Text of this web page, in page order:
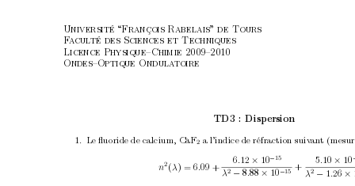
Université “François Rabelais” de Tours
Faculté des Sciences et Techniques
Licence Physique–Chimie 2009–2010
Ondes–Optique Ondulatoire
TD3 : Dispersion
1. Le ﬂuoride de calcium, CaF2a l’indice de réfraction suivant
n2 ( λ ) = 6 .09 +
6 12 × 10 15
λ2
− 8 88 × 10 15 +
5 10 × 10
λ2
− 1 .26 ×